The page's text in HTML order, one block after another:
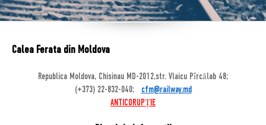
Calea Ferata din Moldova
Republica Moldova, Chisinau MD-2012,str. Vlaicu Pîrcălab 48;
(+373) 22-832-040;
cfm@railway.md
ANTICORUPȚIE